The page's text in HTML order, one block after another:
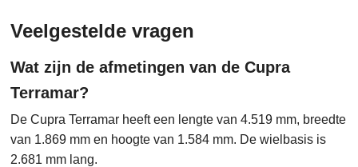
Veelgestelde vragen
Wat zijn de afmetingen van de Cupra
Terramar?
De Cupra Terramar heeft een lengte van 4.519 mm, breedte
van 1.869 mm en hoogte van 1.584 mm. De wielbasis is
2.681 mm lang.